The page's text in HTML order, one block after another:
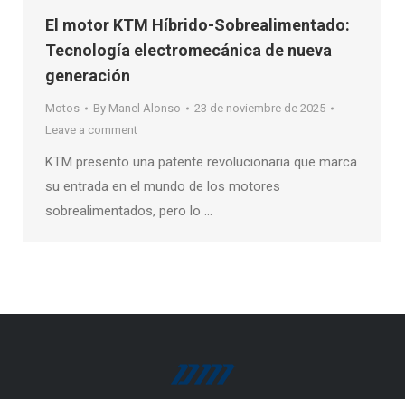
El motor KTM Híbrido-Sobrealimentado:
Tecnología electromecánica de nueva
generación
Motos By Manel Alonso
23 de noviembre de 2025
Leave a comment
KTM presento una patente revolucionaria que marca
su entrada en el mundo de los motores
sobrealimentados, pero lo …